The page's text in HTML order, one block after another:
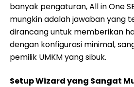
banyak pengaturan, All in One
mungkin adalah jawaban yang
dirancang untuk memberikan
dengan konfigurasi minimal,
pemilik UMKM yang sibuk.
Setup Wizard yang Sangat